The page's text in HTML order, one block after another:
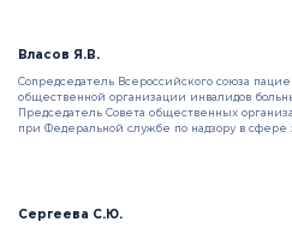
Власов Я.В.
Сопредседатель Всероссийского союза
общественной организации инвалидов
Председатель Совета общественных
при Федеральной службе по надзору в сфере
Сергеева С.Ю.